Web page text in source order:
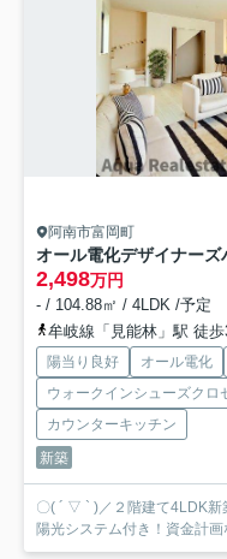
阿南市富岡町
2,498万円
- / 104.88㎡ / 4LDK /予定
牟岐線「見能林」駅 徒
陽当り良好 オール電化
ウォークインシューズクロ
カウンターキッチン
新築
〇( ´ ▽ ` )／２階建て4LDK
陽光システム付き！資金計